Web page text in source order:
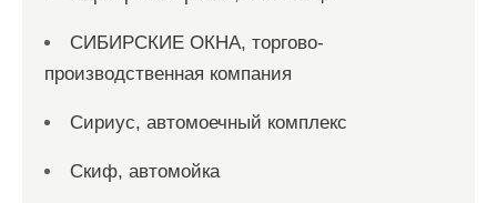
СИБИРСКИЕ ОКНА, торгово-
производственная компания
Сириус, автомоечный комплекс
Скиф, автомойка